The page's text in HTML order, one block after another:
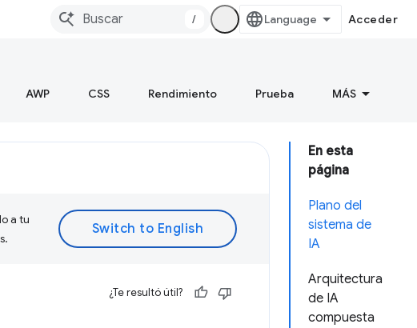
/ Acceder
AWP CSS Rendimiento Prueba MÁS
En esta
página
Plano del
sistema de
IA
Arquitectura
de IA
compuesta
a tu
¿Te resultó útil?